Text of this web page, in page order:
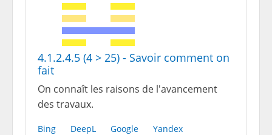
4.1.2.4.5 (4 > 25) - Savoir comment on
fait
On connaît les raisons de l'avancement
des travaux.
Bing DeepL Google Yandex